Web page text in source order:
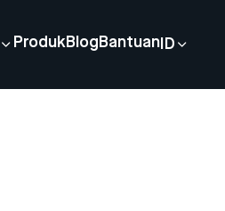
ProdukBlog Bantuan ID